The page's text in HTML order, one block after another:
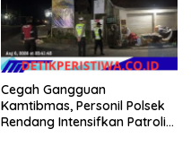
Cegah Gangguan
Kamtibmas, Personil Polsek
Rendang Intensifkan Patroli